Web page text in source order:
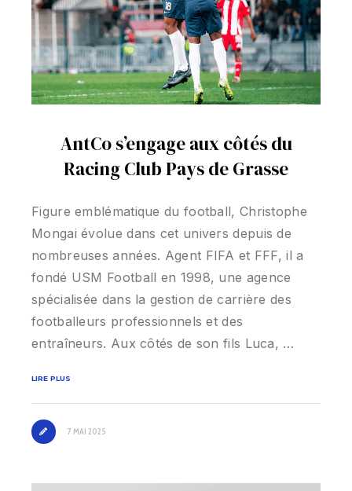
AntCo s’engage aux côtés du
Racing Club Pays de Grasse
Figure emblématique du football, Christophe
Mongai évolue dans cet univers depuis de
nombreuses années. Agent FIFA et FFF, il a
fondé USM Football en 1998, une agence
spécialisée dans la gestion de carrière des
footballeurs professionnels et des
entraîneurs. Aux côtés de son fils Luca, …
LIRE PLUS
7 MAI 2025